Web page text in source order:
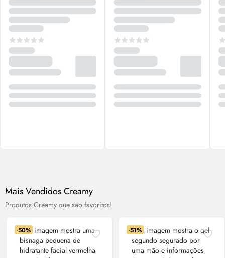
Mais VendidosCreamy
ProdutosCreamy que são favoritos!
-50% -51%